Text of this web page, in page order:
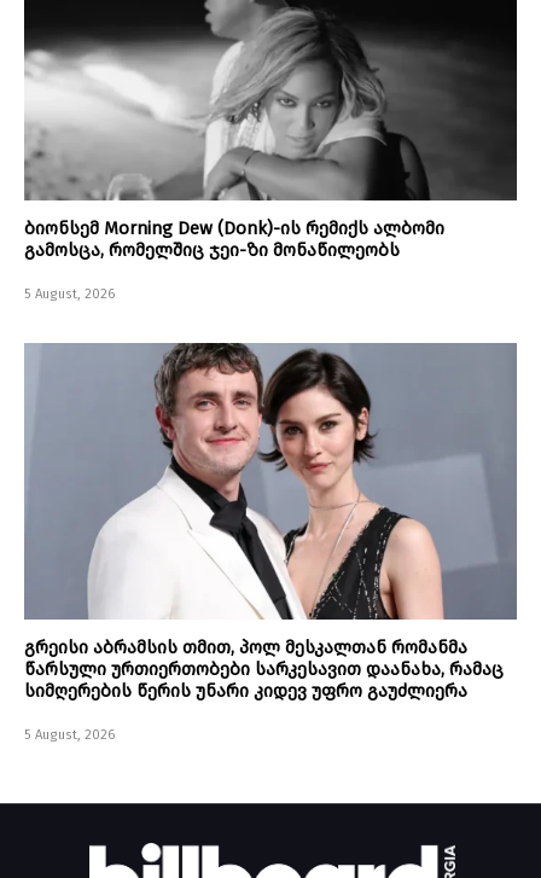
ბიონსემ Morning Dew (Donk)-ის რემიქს ალბომი
გამოსცა, რომელშიც ჯეი-ზი მონაწილეობს
5 August, 2026
გრეისი აბრამსის თმით, პოლ მესკალთან რომანმა
წარსული ურთიერთობები სარკესავით დაანახა, რამაც
სიმღერების წერის უნარი კიდევ უფრო გაუძლიერა
5 August, 2026